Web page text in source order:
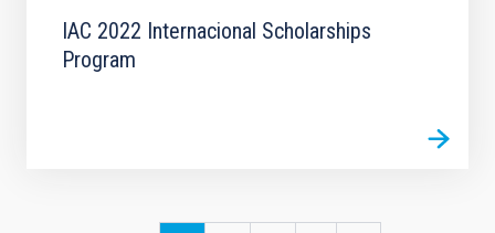
IAC 2022 Internacional Scholarships
Program